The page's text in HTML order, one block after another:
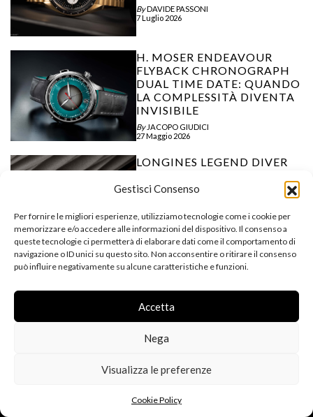
Gestisci Consenso
Per fornire le migliori esperienze, utilizziamo tecnologie come i cookie per
memorizzare e/o accedere alle informazioni del dispositivo. Il consenso a
queste tecnologie ci permetterà di elaborare dati come il comportamento di
navigazione o ID unici su questo sito. Non acconsentire o ritirare il consenso
può influire negativamente su alcune caratteristiche e funzioni.
Accetta
Nega
Visualizza le preferenze
Cookie Policy
ByDAVIDE PASSONI
7 Luglio 2026
H. MOSER ENDEAVOUR
FLYBACK CHRONOGRAPH
DUAL TIME DATE: QUANDO
LA COMPLESSITÀ DIVENTA
INVISIBILE
By JACOPO GIUDICI
27 Maggio 2026
LONGINES LEGEND DIVER
HERITAGE DA 42 MM CON
ByJACOPO GIUDICI
18 Maggio 2026
PRE-LOVED